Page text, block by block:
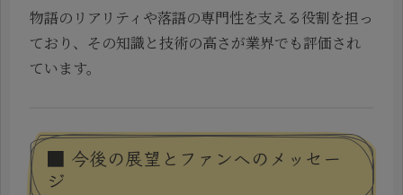
物語のリアリティや落語の専門性を支える役割を担っ
ており、その知識と技術の高さが業界でも評価され
ています。
■ 今後の展望とファンへのメッセー
ジ